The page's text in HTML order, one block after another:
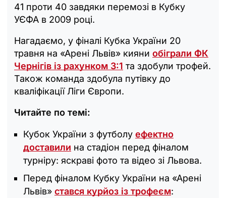
41 проти 40 завдяки перемозі в Кубку
УЄФА в 2009 році.
Нагадаємо, у фіналі Кубка України 20
травня на «Арені Львів» кияни обіграли ФК
Чернігів із рахунком 3:1 та здобули трофей.
Також команда здобула путівку до
кваліфікації Ліги Європи.
Читайте по темі:
Кубок України з футболу ефектно
доставили на стадіон перед фіналом
турніру: яскраві фото та відео зі Львова.
Перед фіналом Кубку України на «Арені
Львів» стався курйоз із трофеєм: